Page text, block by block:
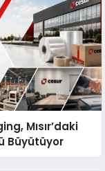
Mısır’daki
Büyütüyor